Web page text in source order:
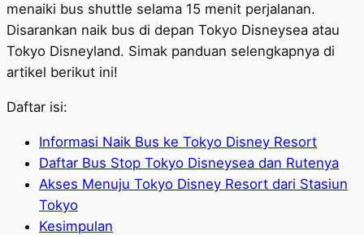
menaiki bus shuttle selama 15 menit perjalanan.
Disarankan naik bus di depan Tokyo Disneysea atau
Tokyo Disneyland. Simak panduan selengkapnya di
artikel berikut ini!
Daftar isi:
Informasi Naik Bus ke Tokyo Disney Resort
Daftar Bus Stop Tokyo Disneysea dan Rutenya
Akses Menuju Tokyo Disney Resort dari Stasiun
Tokyo
Kesimpulan